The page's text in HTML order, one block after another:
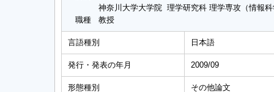
神奈川大学大学院 理学研究科 理学専攻（情報
職種
教授
言語種別 日本語
発行・発表の年月 2009/09
形態種別 その他論文